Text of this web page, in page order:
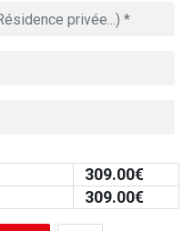
309.00€
309.00€